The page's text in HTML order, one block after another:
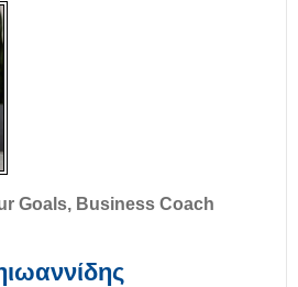
Goals, Business Coach